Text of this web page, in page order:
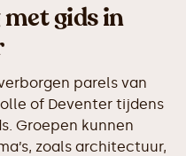
gids in
parels van
of Deventer tijdens
Groepen kunnen
zoals architectuur,